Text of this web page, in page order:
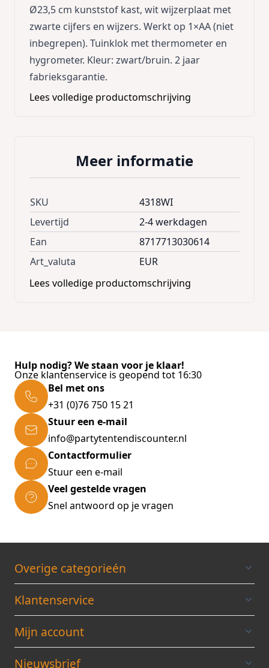
Ø23,5 cm kunststof kast, wit wijzerplaat met
zwarte cijfers en wijzers. Werkt op 1×AA (niet
inbegrepen). Tuinklok met thermometer en
hygrometer. Kleur: zwart/bruin. 2 jaar
fabrieksgarantie.
Lees volledige productomschrijving
Meer informatie
SKU
4318WI
Levertijd
2-4 werkdagen
Ean
8717713030614
Art_valuta
EUR
Lees volledige productomschrijving
Hulp nodig? We staan voor je klaar!
Onze klantenservice is geopend tot 16:30
Bel met ons
+31 (0)76 750 15 21
Stuur een e-mail
info@partytentendiscounter.nl
Contactformulier
Stuur een e-mail
Veel gestelde vragen
Snel antwoord op je vragen
Overige categorieén
Klantenservice
Mijn account
Nieuwsbrief